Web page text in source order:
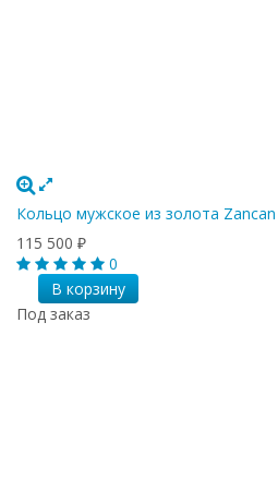
Кольцо мужское из золота Zancan
115 500 ₽
0
В корзину
Под заказ